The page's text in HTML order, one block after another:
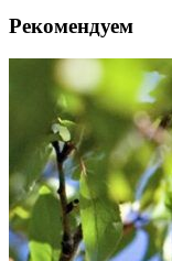
Рекомендуем